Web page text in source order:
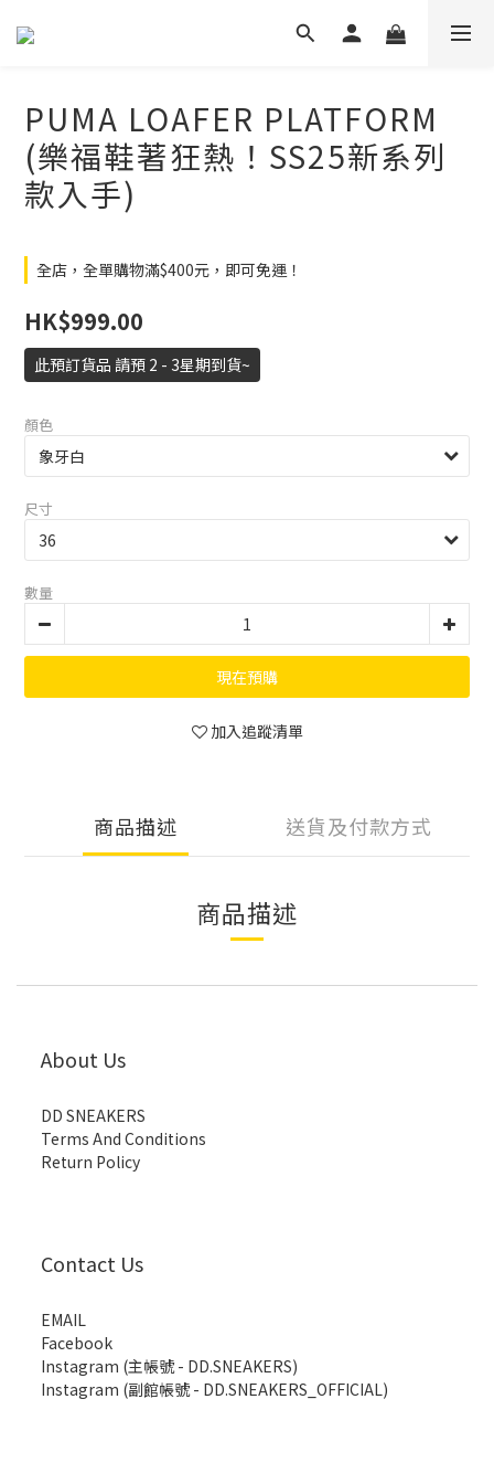
PUMA LOAFER PLATFORM
(樂福鞋著狂熱！SS25新系列
款入手)
全店，全單購物滿$400元，即可免運！
HK$999.00
此預訂貨品 請預 2 - 3星期到貨~
顏色
尺寸
數量
現在預購
加入追蹤清單
商品描述 送貨及付款方式
商品描述
About Us
DD SNEAKERS
Terms And Conditions
Return Policy
Contact Us
EMAIL
Facebook
Instagram (主帳號 - DD.SNEAKERS)
Instagram (副館帳號 - DD.SNEAKERS_OFFICIAL)